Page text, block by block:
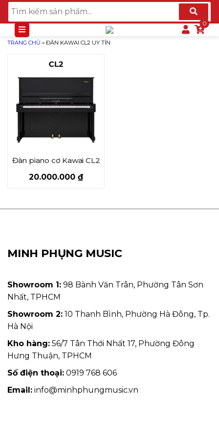
TRANG CHỦ » ĐÀN KAWAI CL2 UY TÍN
Đàn piano cơ Kawai CL2
20.000.000 ₫
MINH PHỤNG MUSIC
Showroom 1: 98 Bành Văn Trân, Phường Tân Sơn
Nhất, TPHCM
Showroom 2: 10 Thanh Bình, Phường Hà Đông, Tp.
Hà Nội
Kho hàng: 56/7 Tân Thới Nhất 17, Phường Đông
Hưng Thuận, TPHCM
Số điện thoại: 0919 768 606
Email: info@minhphungmusic.vn